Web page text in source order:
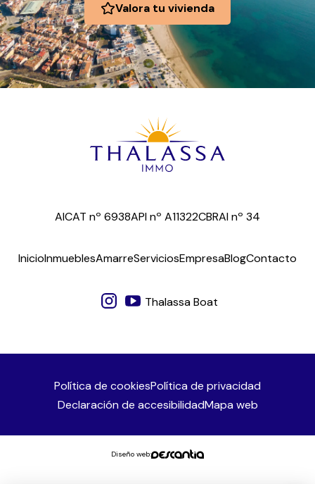
Valora tu vivienda
AICAT nº 6938API nº A11322CBRAI nº 34
InicioInmueblesAmarreServiciosEmpresaBlogContacto
Thalassa Boat
Política de cookiesPolítica de privacidad
Declaración de accesibilidadMapa web
Diseño web: